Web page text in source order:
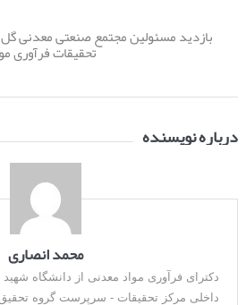
بازدید مسئولین مجتمع صنعتی معدنی گل
تحقیقات فرآوری
درباره نویسنده
محمد انصاری
داخلی مرکز تحقیقات - سرپرست گروه تحقیق